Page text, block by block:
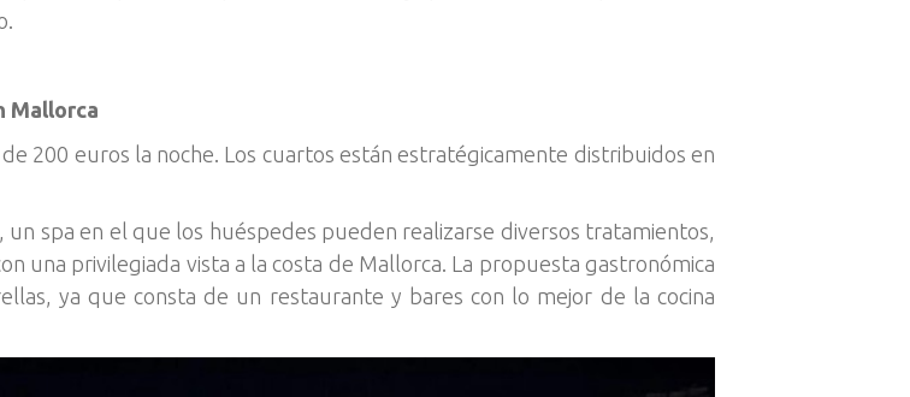
Mallorca
200 euros la noche. Los cuartos están estratégicamente distribuidos en
spa en el que los huéspedes pueden realizarse diversos tratamientos,
una privilegiada vista a la costa de Mallorca. La propuesta gastronómica
ya que consta de un restaurante y bares con lo mejor de la cocina